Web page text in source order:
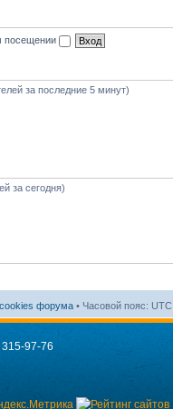
посещении
за последние 5 минут)
за сегодня)
форума • Часовой пояс:
97-76